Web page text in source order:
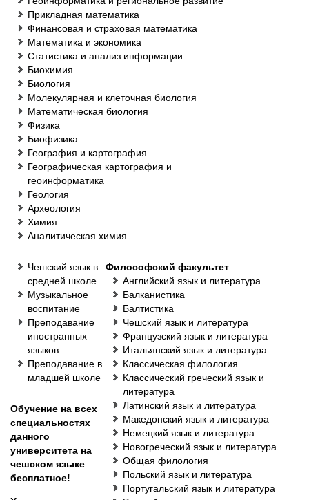
Прикладная математика
Финансовая и страховая математика
Математика и экономика
Статистика и анализ информации
Биохимия
Биология
Молекулярная и клеточная биология
Математическая биология
Физика
Биофизика
География и картография
Географическая картография и
геоинформатика
Геология
Археология
Химия
Аналитическая химия
Философский факультет
Английский язык и литература
Балканистика
Балтистика
Чешский язык и литература
Французский язык и литература
Итальянский язык и литература
Классическая филология
Классический греческий язык и
литература
Латинский язык и литература
Македонский язык и литература
Немецкий язык и литература
Новогреческий язык и литература
Общая филология
Польский язык и литература
Португальский язык и литература
Чешский язык в
средней школе
Музыкальное
воспитание
Преподавание
иностранных
языков
Преподавание в
младшей школе
Обучение на всех
специальностях
данного
университета на
чешском языке
бесплатное!